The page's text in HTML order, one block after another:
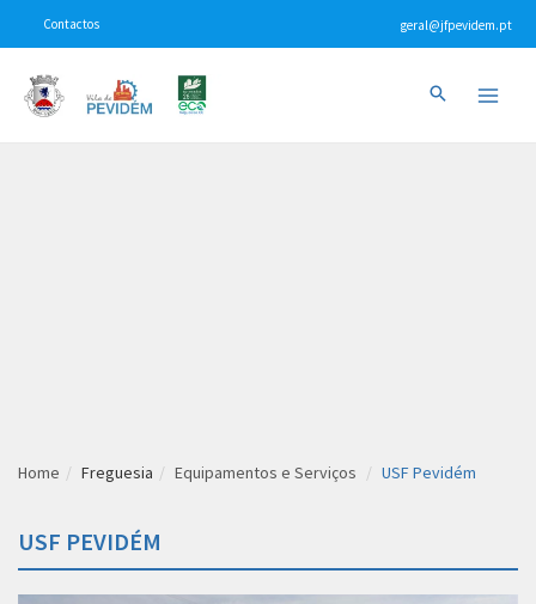
Contactos geral@jfpevidem.pt
Home Freguesia Equipamentos e Serviços USF Pevidém
USF PEVIDÉM